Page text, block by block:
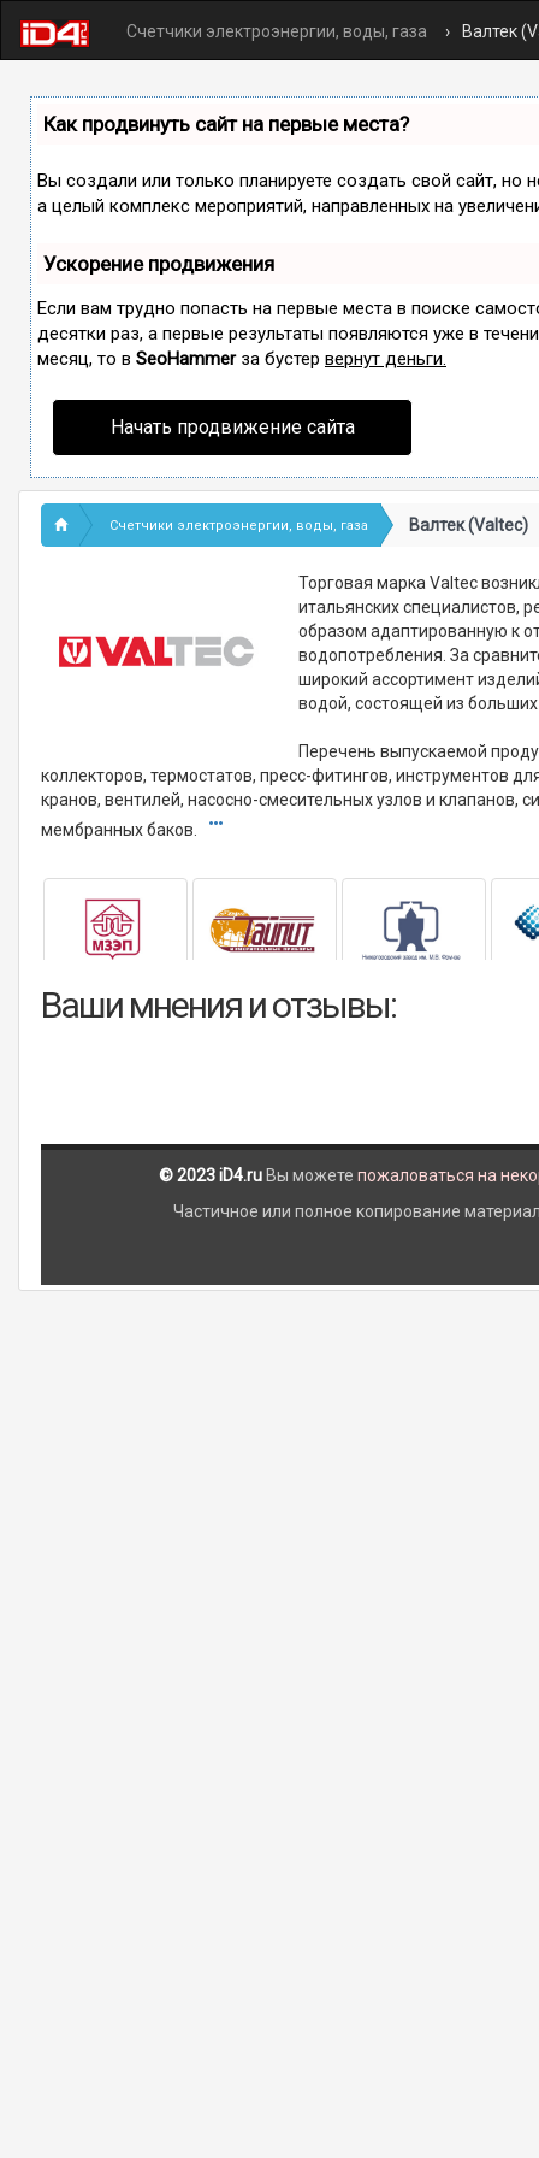
Счетчики электроэнергии, воды, газа Валтек
Как продвинуть сайт на первые места?
Вы создали или только планируете создать свой сайт, но
а целый комплекс мероприятий, направленных на
Ускорение продвижения
Если вам трудно попасть на первые места в поиске
десятки раз, а первые результаты появляются уже в
месяц, то в SeoHammerза бустер вернут деньги.
Начать продвижение сайта
Счетчики электроэнергии, воды, газа Валтек (Valtec)
Торговая марка Valtec
итальянских специалистов,
образом адаптированную к
водопотребления. За
широкий ассортимент
водой, состоящей из
Перечень выпускаемой
коллекторов, термостатов, пресс-фитингов, инструментов
кранов, вентилей, насосно-смесительных узлов и клапанов,
мембранных баков.
Ваши мнения и отзывы:
© 2023 iD4.ru Вы можете пожаловаться на
Частичное или полное копирование